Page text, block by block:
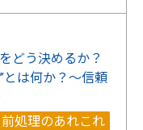
どう決めるか？
とは何か？〜信頼
処理のあれこれ